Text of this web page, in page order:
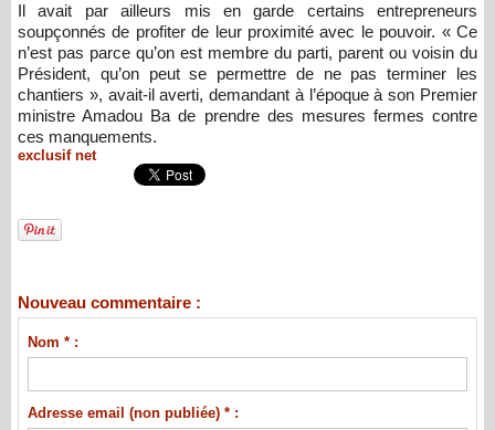
Il avait par ailleurs mis en garde certains entrepreneurs
soupçonnés de profiter de leur proximité avec le pouvoir. « Ce
n’est pas parce qu’on est membre du parti, parent ou voisin du
Président, qu’on peut se permettre de ne pas terminer les
chantiers », avait-il averti, demandant à l’époque à son Premier
ministre Amadou Ba de prendre des mesures fermes contre
ces manquements.
exclusif net
Nouveau commentaire :
Nom * :
Adresse email (non publiée) * :